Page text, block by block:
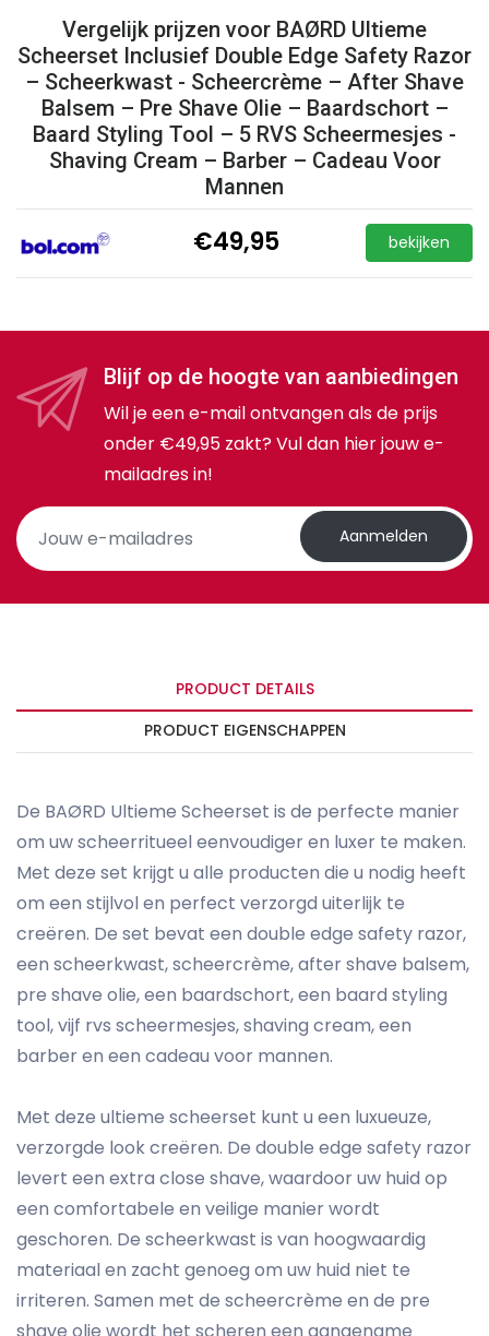
Vergelijk prijzen voor BAØRD Ultieme
Scheerset Inclusief Double Edge Safety Razor
– Scheerkwast - Scheercrème – After Shave
Balsem – Pre Shave Olie – Baardschort –
Baard Styling Tool – 5 RVS Scheermesjes -
Shaving Cream – Barber – Cadeau Voor
Mannen
€49,95 bekijken
Blijf op de hoogte van aanbiedingen
Wil je een e-mail ontvangen als de prijs
onder €49,95 zakt? Vul dan hier jouw e-
mailadres in!
Aanmelden
PRODUCT DETAILS
PRODUCT EIGENSCHAPPEN
De BAØRD Ultieme Scheerset is de perfecte manier
om uw scheerritueel eenvoudiger en luxer te maken.
Met deze set krijgt u alle producten die u nodig heeft
om een stijlvol en perfect verzorgd uiterlijk te
creëren. De set bevat een double edge safety razor,
een scheerkwast, scheercrème, after shave balsem,
pre shave olie, een baardschort, een baard styling
tool, vijf rvs scheermesjes, shaving cream, een
barber en een cadeau voor mannen.
Met deze ultieme scheerset kunt u een luxueuze,
verzorgde look creëren. De double edge safety razor
levert een extra close shave, waardoor uw huid op
een comfortabele en veilige manier wordt
geschoren. De scheerkwast is van hoogwaardig
materiaal en zacht genoeg om uw huid niet te
irriteren. Samen met de scheercrème en de pre